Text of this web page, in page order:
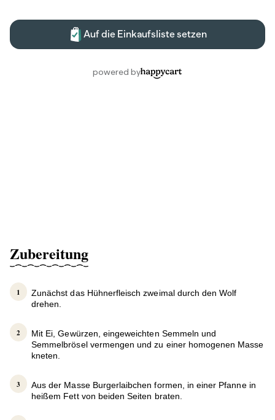
Zubereitung
Zunächst das Hühnerfleisch zweimal durch den Wolf
drehen.
Mit Ei, Gewürzen, eingeweichten Semmeln und
Semmelbrösel vermengen und zu einer homogenen Masse
kneten.
Aus der Masse Burgerlaibchen formen, in einer Pfanne in
heißem Fett von beiden Seiten braten.